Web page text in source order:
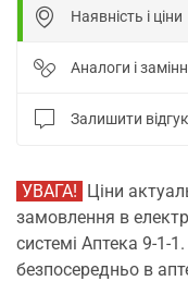
Наявність і ціни
Аналоги і
Залишити відгук
УВАГА! Ціни
замовлення в
системі Аптека 9-1-
безпосередньо в